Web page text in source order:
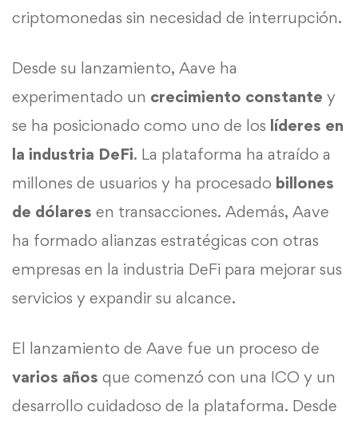
criptomonedas sin necesidad de interrupción.
Desde su lanzamiento, Aave ha
experimentado un crecimiento constante y
se ha posicionado como uno de los líderes en
la industria DeFi. La plataforma ha atraído a
millones de usuarios y ha procesado billones
de dólares en transacciones. Además, Aave
ha formado alianzas estratégicas con otras
empresas en la industria DeFi para mejorar sus
servicios y expandir su alcance.
El lanzamiento de Aave fue un proceso de
varios años que comenzó con una ICO y un
desarrollo cuidadoso de la plataforma. Desde